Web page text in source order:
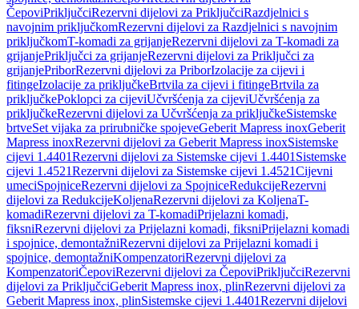
ČepoviPriključciRezervni dijelovi za PriključciRazdjelnici s
navojnim priključkomRezervni dijelovi za Razdjelnici s navojnim
priključkomT-komadi za grijanjeRezervni dijelovi za T-komadi za
grijanjePriključci za grijanjeRezervni dijelovi za Priključci za
grijanjePriborRezervni dijelovi za PriborIzolacije za cijevi i
fitingeIzolacije za priključkeBrtvila za cijevi i fitingeBrtvila za
priključkePoklopci za cijeviUčvršćenja za cijeviUčvršćenja za
priključkeRezervni dijelovi za Učvršćenja za priključkeSistemske
brtveSet vijaka za prirubničke spojeveGeberit Mapress inoxGeberit
Mapress inoxRezervni dijelovi za Geberit Mapress inoxSistemske
cijevi 1.4401Rezervni dijelovi za Sistemske cijevi 1.4401 Sistemske
cijevi 1.4521Rezervni dijelovi za Sistemske cijevi 1.4521Cijevni
umeciSpojniceRezervni dijelovi za SpojniceRedukcijeRezervni
dijelovi za RedukcijeKoljenaRezervni dijelovi za KoljenaT-
komadiRezervni dijelovi za T-komadiPrijelazni komadi,
fiksniRezervni dijelovi za Prijelazni komadi, fiksniPrijelazni komadi
i spojnice, demontažniRezervni dijelovi za Prijelazni komadi i
spojnice, demontažniKompenzatoriRezervni dijelovi za
KompenzatoriČepoviRezervni dijelovi za ČepoviPriključciRezervni
dijelovi za PriključciGeberit Mapress inox, plinRezervni dijelovi za
Geberit Mapress inox, plinSistemske cijevi 1.4401Rezervni dijelovi